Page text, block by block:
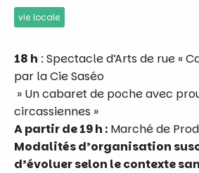
vie locale
18 h : Spectacle d’Arts de rue «
par la Cie Saséo
» Un cabaret de poche avec
circassiennes »
A partir de 19 h : Marché de
Modalités d’organisation
d’évoluer selon le contexte